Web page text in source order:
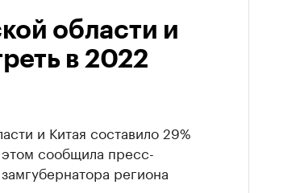
области и
в 2022
и Китая составило 29%
сообщила пресс-
региона